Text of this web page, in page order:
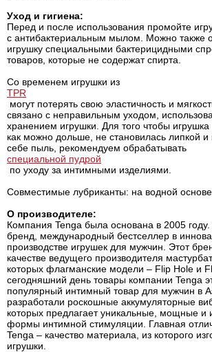
Уход и гигиена:
Перед и после использования промойте
с антибактериальным мылом. Можно также
игрушку специальными бактерицидными
товаров, которые не содержат спирта.
Со временем игрушки из
TPR
могут потерять свою эластичность и
связано с неправильным уходом,
хранением игрушки. Для того чтобы
как можно дольше, не становилась липкой и
себе пыль, рекомендуем обрабатывать
специальной пудрой
по уходу за интимными изделиями.
Совместимые лубриканты: на водной основе.
О производителе:
Компания Tenga была основана в 2005
бренд, международный бестселлер в
производстве игрушек для мужчин. Этот
качестве ведущего производителя
которых флагманские модели – Flip Hole и
сегодняшний день товары компании Tenga
популярный интимный товар для мужчин в
разработали роскошные аккумуляторные
которых предлагает уникальные, мощные и
формы интимной стимуляции. Главная
Tenga – качество материала, из которого
игрушки.